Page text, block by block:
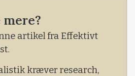
det til at påstå, at
artikel fra Effektivt
kræver research,